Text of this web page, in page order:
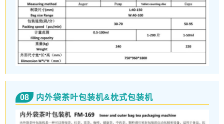
08 内外袋茶叶包装机&枕式包装机